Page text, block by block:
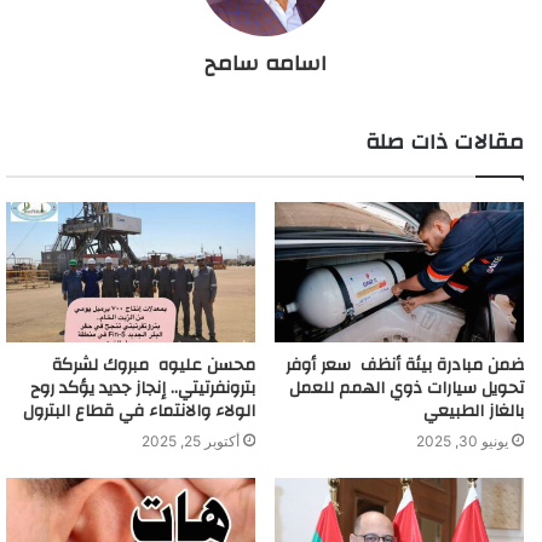
اسامه سامح
مقالات ذات صلة
ضمن مبادرة بيئة أنظف سعر أوفر
تحويل سيارات ذوي الهمم للعمل
بالغاز الطبيعي
يونيو 30, 2025
محسن عليوه مبروك لشركة
بترونفرتيتي.. إنجاز جديد يؤكد روح
الولاء والانتماء في قطاع البترول
أكتوبر 25, 2025